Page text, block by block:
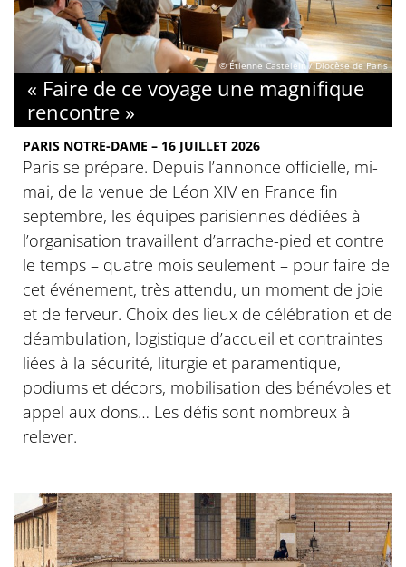
© Étienne Castelein / Diocèse de Paris
« Faire de ce voyage une magnifique
rencontre »
PARIS NOTRE-DAME – 16 JUILLET 2026
Paris se prépare. Depuis l’annonce officielle, mi-
mai, de la venue de Léon XIV en France fin
septembre, les équipes parisiennes dédiées à
l’organisation travaillent d’arrache-pied et contre
le temps – quatre mois seulement – pour faire de
cet événement, très attendu, un moment de joie
et de ferveur. Choix des lieux de célébration et de
déambulation, logistique d’accueil et contraintes
liées à la sécurité, liturgie et paramentique,
podiums et décors, mobilisation des bénévoles et
appel aux dons… Les défis sont nombreux à
relever.